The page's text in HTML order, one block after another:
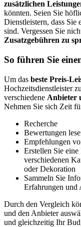
zusätzlichen
könnten. Seien Sie
Dienstleistern, dass Sie
sind. Vergessen Sie
Zusatzgebühren zu
So führen Sie
Um das beste Preis-
Hochzeitsdienstleister
verschiedene Anbieter
Nehmen Sie sich Zeit
Recherche
Bewertungen
Empfehlungen
Erstellen Sie
verschiedenen
oder Dekoration
Sammeln Sie
Erfahrungen und
Durch den Vergleich
und den Anbieter
und gleichzeitig Ihr